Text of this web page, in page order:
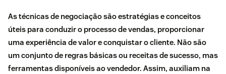
As técnicas de negociação são estratégias e conceitos
úteis para conduzir o processo de vendas, proporcionar
uma experiência de valor e conquistar o cliente. Não são
um conjunto de regras básicas ou receitas de sucesso, mas
ferramentas disponíveis ao vendedor. Assim, auxiliam na